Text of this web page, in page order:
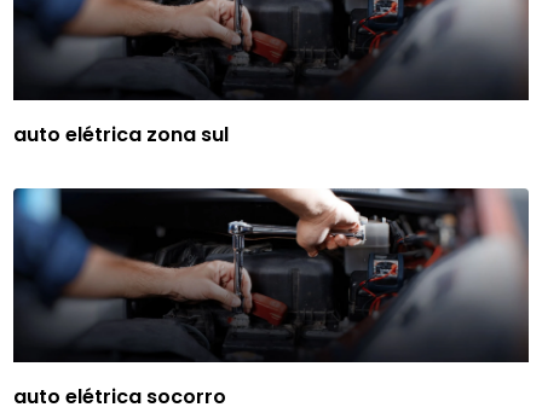
auto elétrica zona sul
auto elétrica socorro